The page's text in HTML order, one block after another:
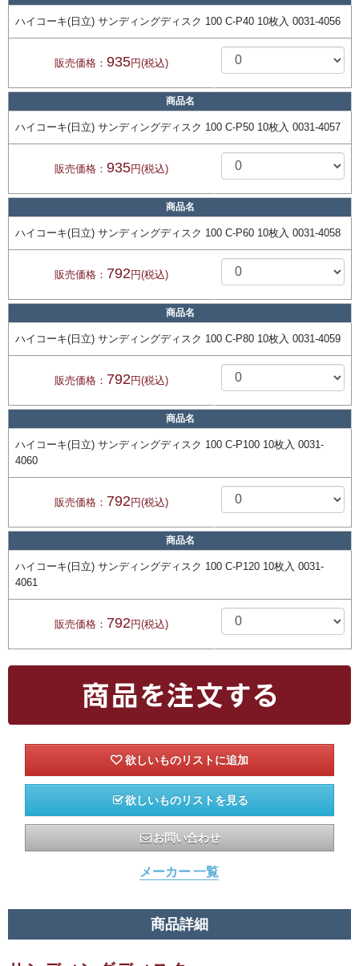
ハイコーキ(日立) サンディングディスク 100 C-P40 10枚入 0031-4056
販売価格： 935円(税込)
商品名
ハイコーキ(日立) サンディングディスク 100 C-P50 10枚入 0031-4057
販売価格： 935円(税込)
商品名
ハイコーキ(日立) サンディングディスク 100 C-P60 10枚入 0031-4058
販売価格： 792 円(税込)
商品名
ハイコーキ(日立) サンディングディスク 100 C-P80 10枚入 0031-4059
販売価格： 792 円(税込)
商品名
ハイコーキ(日立) サンディングディスク 100 C-P100 10枚入 0031-
4060
販売価格： 792 円(税込)
商品名
ハイコーキ(日立) サンディングディスク 100 C-P120 10枚入 0031-
4061
販売価格： 792 円(税込)
欲しいものリストを見る
お問い合わせ
メーカー 一覧
商品詳細